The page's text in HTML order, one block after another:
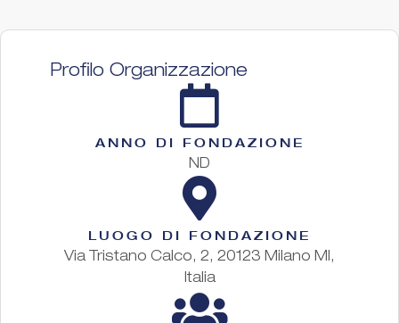
Profilo Organizzazione
ANNO DI FONDAZIONE
ND
LUOGO DI FONDAZIONE
Via Tristano Calco, 2, 20123 Milano MI,
Italia